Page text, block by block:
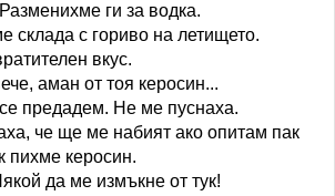
ги за водка.
склада с гориво на летището.
вкус.
аман от тоя керосин...
предадем. Не ме пуснаха.
че ще ме набият ако опитам пак
пихме керосин.
да ме измъкне от тук!